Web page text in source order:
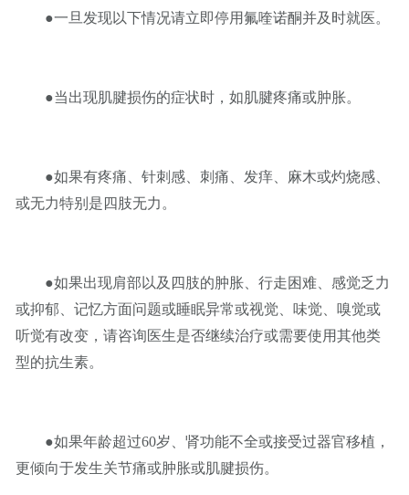
●一旦发现以下情况请立即停用氟喹诺酮并及时就医。
●当出现肌腱损伤的症状时，如肌腱疼痛或肿胀。
●如果有疼痛、针刺感、刺痛、发痒、麻木或灼烧感、
或无力特别是四肢无力。
●如果出现肩部以及四肢的肿胀、行走困难、感觉乏力
或抑郁、记忆方面问题或睡眠异常或视觉、味觉、嗅觉或
听觉有改变，请咨询医生是否继续治疗或需要使用其他类
型的抗生素。
●如果年龄超过60岁、肾功能不全或接受过器官移植，
更倾向于发生关节痛或肿胀或肌腱损伤。